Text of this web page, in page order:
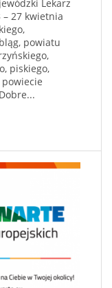
Lekarz
27 kwietnia
powiatu
piskiego,